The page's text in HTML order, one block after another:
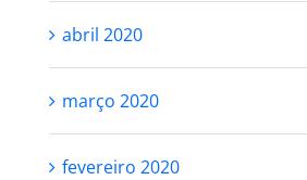
abril 2020
março 2020
fevereiro 2020